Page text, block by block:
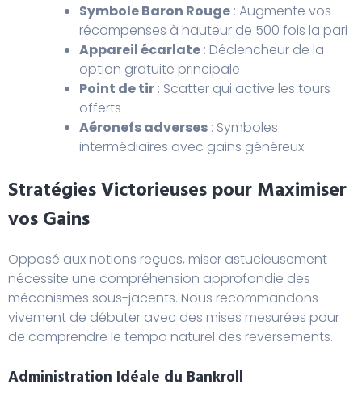
Symbole Baron Rouge : Augmente vos
récompenses à hauteur de 500 fois la pari
Appareil écarlate : Déclencheur de la
option gratuite principale
Point de tir : Scatter qui active les tours
offerts
Aéronefs adverses : Symboles
intermédiaires avec gains généreux
Stratégies Victorieuses pour Maximiser
vos Gains
Opposé aux notions reçues, miser astucieusement
nécessite une compréhension approfondie des
mécanismes sous-jacents. Nous recommandons
vivement de débuter avec des mises mesurées pour
de comprendre le tempo naturel des reversements.
Administration Idéale du Bankroll